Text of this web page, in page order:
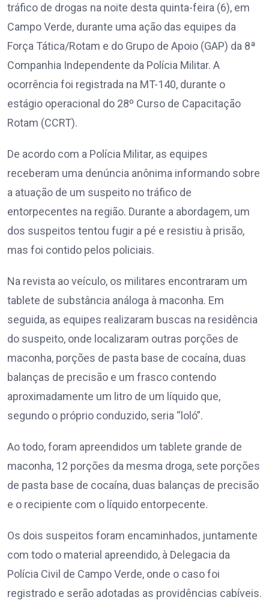
tráfico de drogas na noite desta quinta-feira (6), em
Campo Verde, durante uma ação das equipes da
Força Tática/Rotam e do Grupo de Apoio (GAP) da 8ª
Companhia Independente da Polícia Militar. A
ocorrência foi registrada na MT-140, durante o
estágio operacional do 28º Curso de Capacitação
Rotam (CCRT).
De acordo com a Polícia Militar, as equipes
receberam uma denúncia anônima informando sobre
a atuação de um suspeito no tráfico de
entorpecentes na região. Durante a abordagem, um
dos suspeitos tentou fugir a pé e resistiu à prisão,
mas foi contido pelos policiais.
Na revista ao veículo, os militares encontraram um
tablete de substância análoga à maconha. Em
seguida, as equipes realizaram buscas na residência
do suspeito, onde localizaram outras porções de
maconha, porções de pasta base de cocaína, duas
balanças de precisão e um frasco contendo
aproximadamente um litro de um líquido que,
segundo o próprio conduzido, seria “loló”.
Ao todo, foram apreendidos um tablete grande de
maconha, 12 porções da mesma droga, sete porções
de pasta base de cocaína, duas balanças de precisão
e o recipiente com o líquido entorpecente.
Os dois suspeitos foram encaminhados, juntamente
com todo o material apreendido, à Delegacia da
Polícia Civil de Campo Verde, onde o caso foi
registrado e serão adotadas as providências cabíveis.